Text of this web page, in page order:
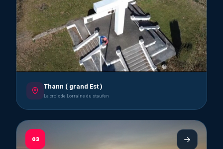
Thann ( grand Est )
La croix de Lorraine du staufen
03